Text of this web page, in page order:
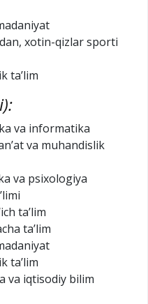
xotin-qizlar sporti
ta’lim
va informatika
va muhandislik
va psixologiya
ta’lim
ta’lim
ta’lim
va iqtisodiy bilim